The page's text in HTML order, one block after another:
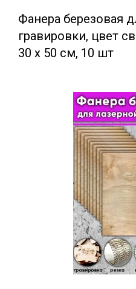
Акции
Фанера березовая
гравировки, цвет
30 х 50 см, 10 шт